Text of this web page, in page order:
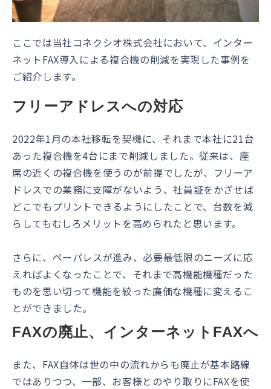
ここでは当社コネクシオ株式会社において、インター
ネットFAX導入による複合機の削減を実現した事例を
ご紹介します。
フリーアドレスへの対応
2022年1月の本社移転を契機に、それまで本社に21台
あった複合機を4台にまで削減しました。従来は、座
席の近くの複合機を使うのが前提でしたが、フリーア
ドレスでの業務に支障がないよう、社員証をかざせば
どこでもプリントできるようにしたことで、台数を減
らしてもむしろメリットを高められたと思います。
さらに、ペーパレスが進み、必要最低限のニーズに応
えればよくなったことで、それまで高機能機種だった
ものを思い切って機能を絞った廉価な機種に変えるこ
とができました。
FAXの廃止、インターネットFAXへ
また、FAX自体は世の中の流れからも廃止が基本路線
ではありつつ、一部、お客様とのやり取りにFAXを使